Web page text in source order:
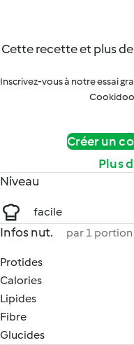
Cette recette et plus
Inscrivez-vous à notre essai
Créer un
Plus
Niveau
facile
Infos nut. par 1 portion
Protides
Calories
Lipides
Fibre
Glucides